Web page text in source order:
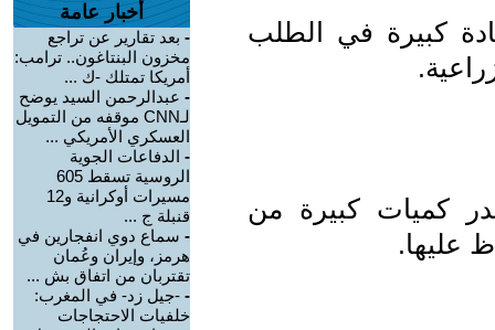
كبيرة في الطلب
كميات كبيرة من
عليها.
أخبار عامة
- بعد تقارير عن تراجع
مخزون البنتاغون.. ترامب:
أمريكا تمتلك -ك ...
- عبدالرحمن السيد يوضح
لـCNN موقفه من التمويل
العسكري الأمريكي ...
- الدفاعات الجوية
الروسية تسقط 605
مسيرات أوكرانية و12
قنبلة ج ...
- سماع دوي انفجارين في
هرمز، وإيران وعُمان
تقتربان من اتفاق بش ...
- -جيل زد- في المغرب:
خلفيات الاحتجاجات